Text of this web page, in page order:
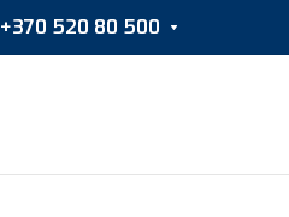
+370 520 80 500